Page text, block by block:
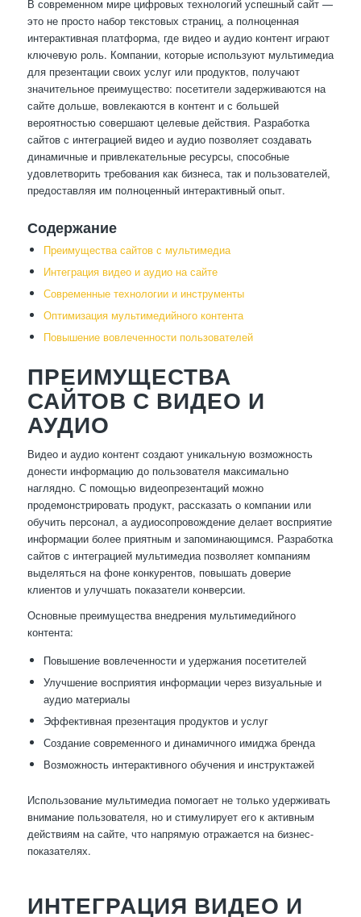
В современном мире цифровых технологий успешный сайт —
это не просто набор текстовых страниц, а полноценная
интерактивная платформа, где видео и аудио контент играют
ключевую роль. Компании, которые используют мультимедиа
для презентации своих услуг или продуктов, получают
значительное преимущество: посетители задерживаются на
сайте дольше, вовлекаются в контент и с большей
вероятностью совершают целевые действия. Разработка
сайтов с интеграцией видео и аудио позволяет создавать
динамичные и привлекательные ресурсы, способные
удовлетворить требования как бизнеса, так и пользователей,
предоставляя им полноценный интерактивный опыт.
Содержание
Преимущества сайтов с мультимедиа
Интеграция видео и аудио на сайте
Современные технологии и инструменты
Оптимизация мультимедийного контента
Повышение вовлеченности пользователей
ПРЕИМУЩЕСТВА
САЙТОВ С ВИДЕО И
АУДИО
Видео и аудио контент создают уникальную возможность
донести информацию до пользователя максимально
наглядно. С помощью видеопрезентаций можно
продемонстрировать продукт, рассказать о компании или
обучить персонал, а аудиосопровождение делает восприятие
информации более приятным и запоминающимся. Разработка
сайтов с интеграцией мультимедиа позволяет компаниям
выделяться на фоне конкурентов, повышать доверие
клиентов и улучшать показатели конверсии.
Основные преимущества внедрения мультимедийного
контента:
Повышение вовлеченности и удержания посетителей
Улучшение восприятия информации через визуальные и
аудио материалы
Эффективная презентация продуктов и услуг
Создание современного и динамичного имиджа бренда
Возможность интерактивного обучения и инструктажей
Использование мультимедиа помогает не только удерживать
внимание пользователя, но и стимулирует его к активным
действиям на сайте, что напрямую отражается на бизнес-
показателях.
ИНТЕГРАЦИЯ ВИДЕО И